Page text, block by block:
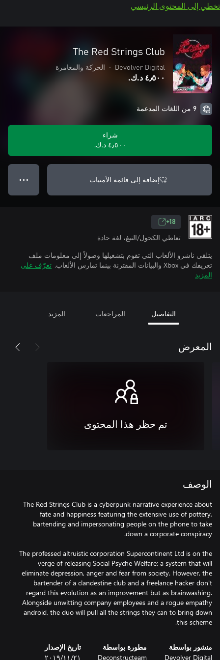
تخطي إلى المحتوى الرئيسي
The Red Strings Club
Devolver Digital
• الحركة والمغامرة
٤٫٥٠٠ د.ك.‏
9 من اللغات المدعمة
شراء
٤٫٥٠٠ د.ك.‏
إضافة إلى قائمة الأمنيات ● ● ●
18+
تعاطي الكحول/التبغ، لغة حادة
يتلقى ناشرو الألعاب التي تقوم بتشغيلها وصولاً إلى معلومات ملف
تعريفك في Xbox والبيانات المقترنة بينما تمارس الألعاب.
تعرّف على
المزيد
التفاصيل المراجعات المزيد
المعرض
تم حظر هذا المحتوى
الوصف
The Red Strings Club is a cyberpunk narrative experience about
fate and happiness featuring the extensive use of pottery,
bartending and impersonating people on the phone to take
The professed altruistic corporation Supercontinent Ltd is on the
verge of releasing Social Psyche Welfare: a system that will
eliminate depression, anger and fear from society. However, the
bartender of a clandestine club and a freelance hacker don't
regard this evolution as an improvement but as brainwashing.
Alongside unwitting company employees and a rogue empathy
android, the duo will pull all the strings they can to bring down
this scheme.
منشور بواسطة
Devolver Digital
مطورة بواسطة
Deconstructeam
تاريخ الإصدار
٢١‏/١١‏/٢٠١٩